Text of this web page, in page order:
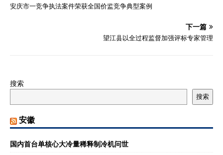
安庆市一竞争执法案件荣获全国价监竞争典型案例
下一篇
望江县以全过程监督加强评标专家管理
搜索
搜索
安徽
国内首台单核心大冷量稀释制冷机问世